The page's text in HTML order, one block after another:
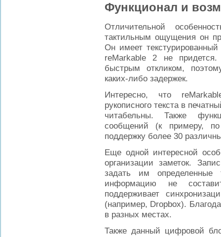
Функционал и
Отличительной
тактильным ощущения он
Он имеет
reMarkable 2 не придется.
быстрым откликом,
каких-либо задержек.
Интересно, что
рукописного текста в
читабельны. Также
сообщений (к примеру, по
поддержку более 30
Еще одной интересной
организации заметок.
задать им
информацию не
поддерживает
(например, Dropbox).
в разных местах.
Также данный цифровой